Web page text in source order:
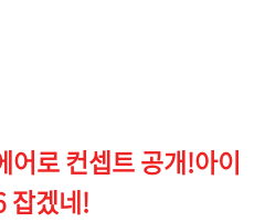
어로 컨셉트 공개!아이
잡겠네!